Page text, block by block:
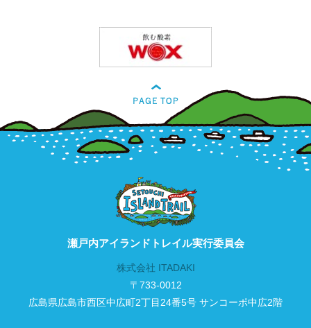
瀬戸内アイランドトレイル実行委員会
株式会社 ITADAKI
〒733-0012
広島県広島市西区中広町2丁目24番5号 サンコーポ中広2階